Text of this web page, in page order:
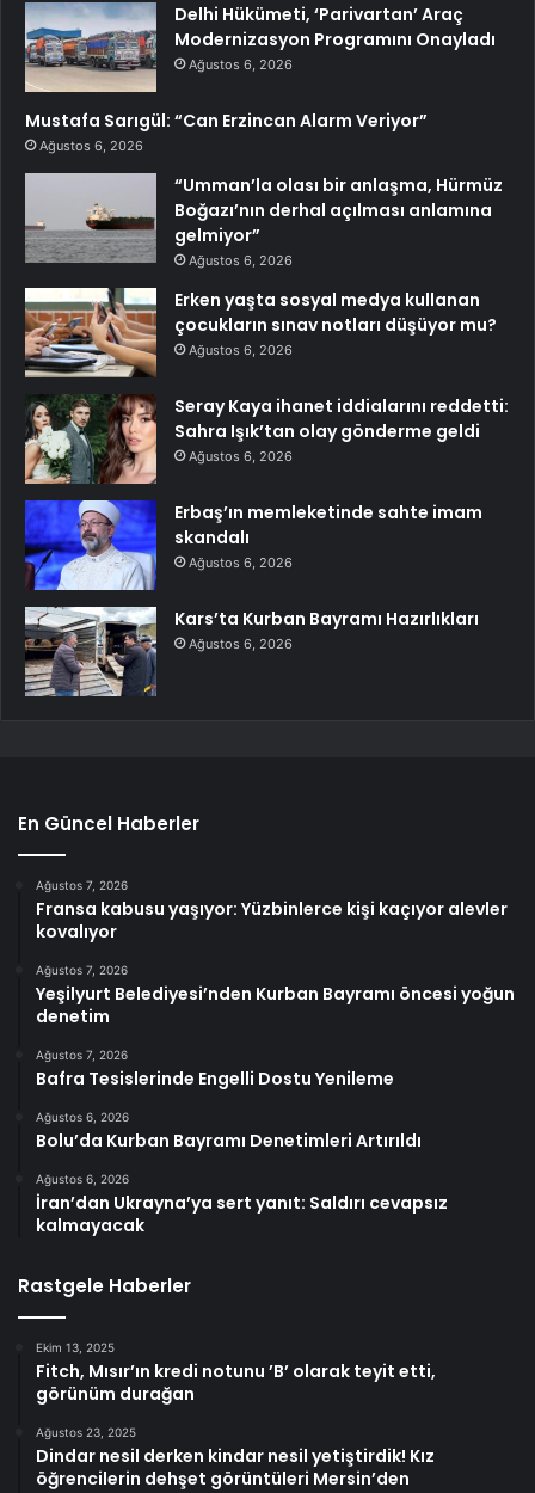
Delhi Hükümeti, ‘Parivartan’ Araç
Modernizasyon Programını Onayladı
Ağustos 6, 2026
Mustafa Sarıgül: “Can Erzincan Alarm Veriyor”
Ağustos 6, 2026
“Umman’la olası bir anlaşma, Hürmüz
Boğazı’nın derhal açılması anlamına
gelmiyor”
Ağustos 6, 2026
Erken yaşta sosyal medya kullanan
çocukların sınav notları düşüyor mu?
Ağustos 6, 2026
Seray Kaya ihanet iddialarını reddetti:
Sahra Işık’tan olay gönderme geldi
Ağustos 6, 2026
Erbaş’ın memleketinde sahte imam
skandalı
Ağustos 6, 2026
Kars’ta Kurban Bayramı Hazırlıkları
Ağustos 6, 2026
En Güncel Haberler
Ağustos 7, 2026
Fransa kabusu yaşıyor: Yüzbinlerce kişi kaçıyor alevler
kovalıyor
Ağustos 7, 2026
Yeşilyurt Belediyesi’nden Kurban Bayramı öncesi yoğun
denetim
Ağustos 7, 2026
Bafra Tesislerinde Engelli Dostu Yenileme
Ağustos 6, 2026
Bolu’da Kurban Bayramı Denetimleri Artırıldı
Ağustos 6, 2026
İran’dan Ukrayna’ya sert yanıt: Saldırı cevapsız
kalmayacak
Rastgele Haberler
Ekim 13, 2025
Fitch, Mısır’ın kredi notunu ’B’ olarak teyit etti,
görünüm durağan
Ağustos 23, 2025
Dindar nesil derken kindar nesil yetiştirdik! Kız
öğrencilerin dehşet görüntüleri Mersin’den